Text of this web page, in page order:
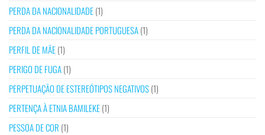
PERDA DA NACIONALIDADE(1)
PERDA DA NACIONALIDADE PORTUGUESA(1)
PERFIL DE MÃE(1)
PERIGO DE FUGA(1)
PERPETUAÇÃO DE ESTEREÓTIPOS NEGATIVOS(1)
PERTENÇA À ETNIA BAMILEKE(1)
PESSOA DE COR (1)